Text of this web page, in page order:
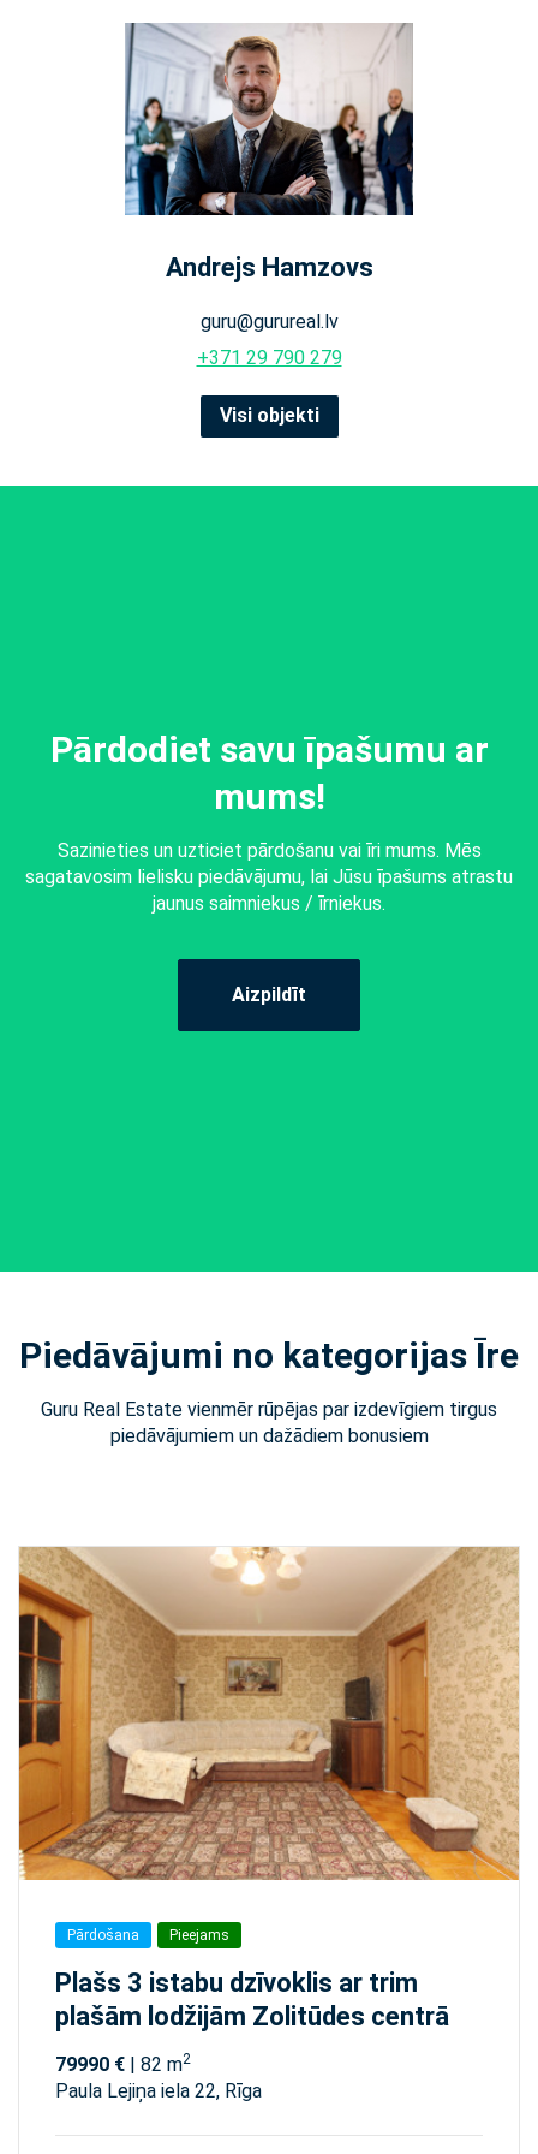
Andrejs Hamzovs
guru@gurureal.lv
+371 29 790 279
Visi objekti
Pārdodiet savu īpašumu ar
mums!
Sazinieties un uzticiet pārdošanu vai īri mums. Mēs
sagatavosim lielisku piedāvājumu, lai Jūsu īpašums atrastu
jaunus saimniekus / īrniekus.
Aizpildīt
Piedāvājumi no kategorijas Īre
Guru Real Estate vienmēr rūpējas par izdevīgiem tirgus
piedāvājumiem un dažādiem bonusiem
Pārdošana Pieejams
Plašs 3 istabu dzīvoklis ar trim
plašām lodžijām Zolitūdes centrā
79990 € | 82 m2
Paula Lejiņa iela 22, Rīga